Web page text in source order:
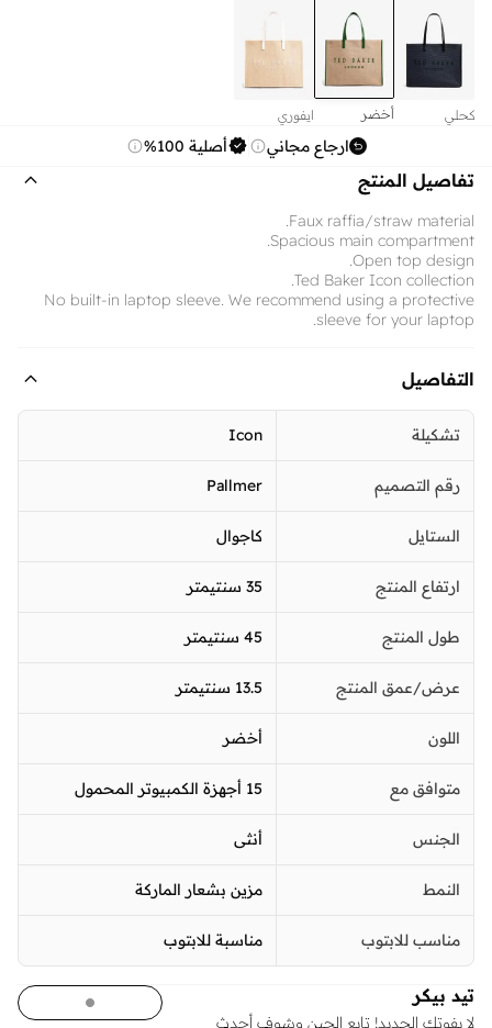
كحلي أخضر ايفوري
ارجاع مجاني أصلية 100%
تفاصيل المنتج
Faux raffia/straw material.
Spacious main compartment.
Open top design.
Ted Baker Icon collection.
No built-in laptop sleeve. We recommend using a protective
sleeve for your laptop.
التفاصيل
تشكيلة Icon
رقم التصميم Pallmer
الستايل كاجوال
ارتفاع المنتج 35 سنتيمتر
طول المنتج 45 سنتيمتر
عرض/عمق المنتج 13.5 سنتيمتر
اللون أخضر
متوافق مع 15 أجهزة الكمبيوتر المحمول
الجنس أنثى
النمط مزين بشعار الماركة
مناسب للابتوب مناسبة للابتوب
تيد بيكر
لا يفوتك الجديد! تابع الحين وشوف أحدث